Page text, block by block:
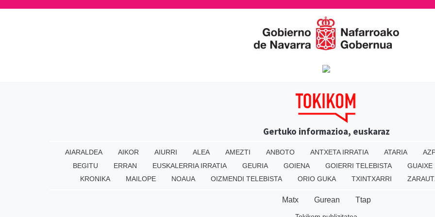
Gertuko informazioa, euskaraz
AIARALDEA AIKOR AIURRI ALEA AMEZTI ANBOTO ANTXETA IRRATIA ATARIA
BEGITU
ERRAN EUSKALERRIA IRRATIA GEURIA GOIENA GOIERRI TELEBISTA
GUAIXE
KRONIKA
MAILOPE NOAUA OIZMENDI TELEBISTA ORIO GUKA TXINTXARRI
Matx Gurean Ttap